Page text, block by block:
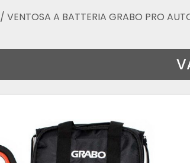
/ VENTOSA A BATTERIA GRABO PRO